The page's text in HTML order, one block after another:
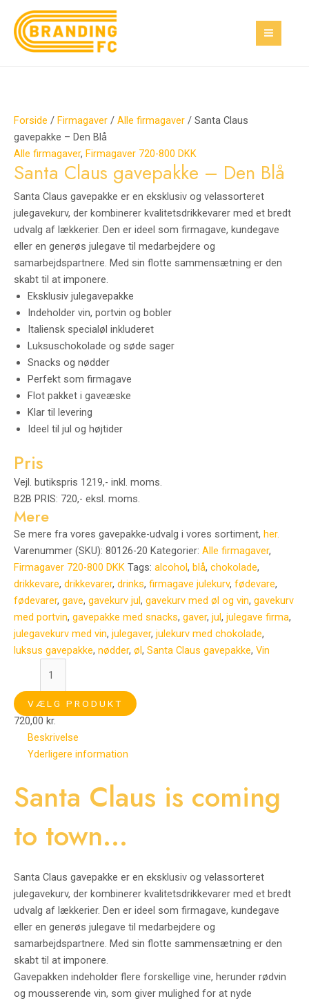
indholdet
Forside / Firmagaver / Alle firmagaver / Santa Claus
gavepakke – Den Blå
Alle firmagaver, Firmagaver 720-800 DKK
Santa Claus gavepakke – Den Blå
Santa Claus gavepakke er en eksklusiv og velassorteret
julegavekurv, der kombinerer kvalitetsdrikkevarer med et bredt
udvalg af lækkerier. Den er ideel som firmagave, kundegave
eller en generøs julegave til medarbejdere og
samarbejdspartnere. Med sin flotte sammensætning er den
skabt til at imponere.
Eksklusiv julegavepakke
Indeholder vin, portvin og bobler
Italiensk specialøl inkluderet
Luksuschokolade og søde sager
Snacks og nødder
Perfekt som firmagave
Flot pakket i gaveæske
Klar til levering
Ideel til jul og højtider
Pris
Vejl. butikspris 1219,- inkl. moms.
B2B PRIS: 720,- eksl. moms.
Mere
Se mere fra vores gavepakke-udvalg i vores sortiment, her.
Varenummer (SKU): 80126-20 Kategorier: Alle firmagaver,
Firmagaver 720-800 DKK Tags: alcohol , blå, chokolade,
drikkevare, drikkevarer, drinks, firmagave julekurv, fødevare,
fødevarer, gave, gavekurv jul , gavekurv med øl og vin, gavekurv
med portvin, gavepakke med snacks, gaver, jul , julegave firma,
julegavekurv med vin, julegaver, julekurv med chokolade,
luksus gavepakke, nødder, øl , Santa Claus gavepakke, Vin
Santa
Claus
gavepakke
VÆLG PRODUKT
720,00 kr.
Beskrivelse
Yderligere information
Santa Claus is coming
to town…
Santa Claus gavepakke er en eksklusiv og velassorteret
julegavekurv, der kombinerer kvalitetsdrikkevarer med et bredt
udvalg af lækkerier. Den er ideel som firmagave, kundegave
eller en generøs julegave til medarbejdere og
samarbejdspartnere. Med sin flotte sammensætning er den
skabt til at imponere.
Gavepakken indeholder flere forskellige vine, herunder rødvin
og mousserende vin, som giver mulighed for at nyde
Tilbud!
Tilbud!
Den
oprindelige
pris